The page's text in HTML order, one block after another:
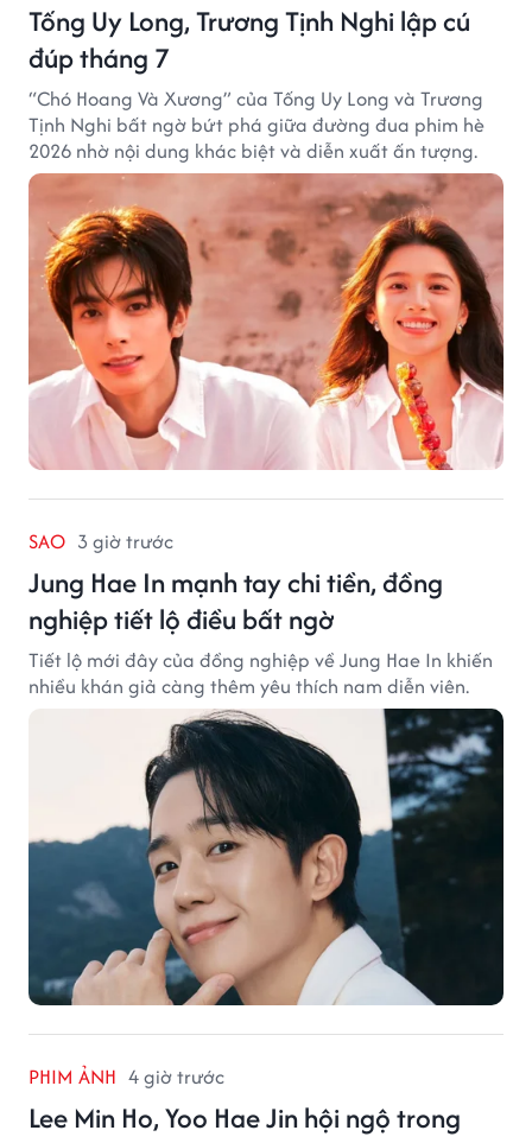
Tống Uy Long, Trương Tịnh Nghi lập cú
đúp tháng 7
“Chó Hoang Và Xương” của Tống Uy Long và Trương
Tịnh Nghi bất ngờ bứt phá giữa đường đua phim hè
2026 nhờ nội dung khác biệt và diễn xuất ấn tượng.
SAO 3 giờ trước
Jung Hae In mạnh tay chi tiền, đồng
nghiệp tiết lộ điều bất ngờ
Tiết lộ mới đây của đồng nghiệp về Jung Hae In khiến
nhiều khán giả càng thêm yêu thích nam diễn viên.
PHIM ẢNH 4 giờ trước
Lee Min Ho, Yoo Hae Jin hội ngộ trong